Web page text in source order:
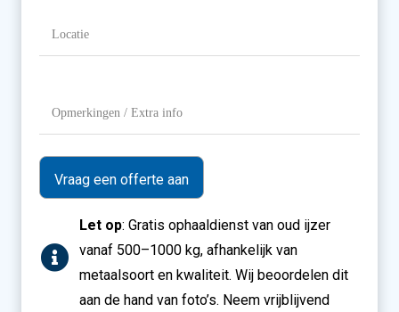
Extra
info
Let op: Gratis ophaaldienst van oud ijzer
vanaf 500–1000 kg, afhankelijk van
metaalsoort en kwaliteit. Wij beoordelen dit
aan de hand van foto’s. Neem vrijblijvend